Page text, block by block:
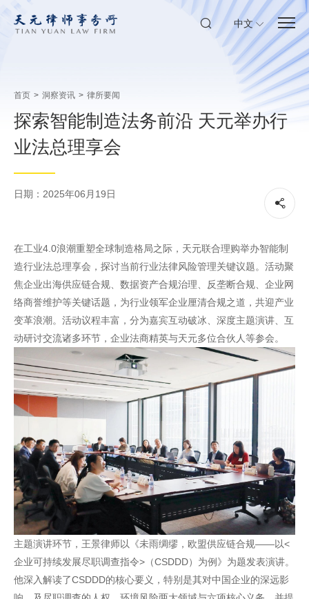
中文
首页 > 洞察资讯 > 律所要闻
探索智能制造法务前沿 天元举办行
业法总理享会
日期：2025年06月19日
在工业4.0浪潮重塑全球制造格局之际，天元联合理购举办智能制
造行业法总理享会，探讨当前行业法律风险管理关键议题。活动聚
焦企业出海供应链合规、数据资产合规治理、反垄断合规、企业网
络商誉维护等关键话题，为行业领军企业厘清合规之道，共迎产业
变革浪潮。活动议程丰富，分为嘉宾互动破冰、深度主题演讲、互
动研讨交流诸多环节，企业法商精英与天元多位合伙人等参会。
主题演讲环节，王景律师以《未雨绸缪，欧盟供应链合规——以<
企业可持续发展尽职调查指令>（CSDDD）为例》为题发表演讲。
他深入解读了CSDDD的核心要义，特别是其对中国企业的深远影